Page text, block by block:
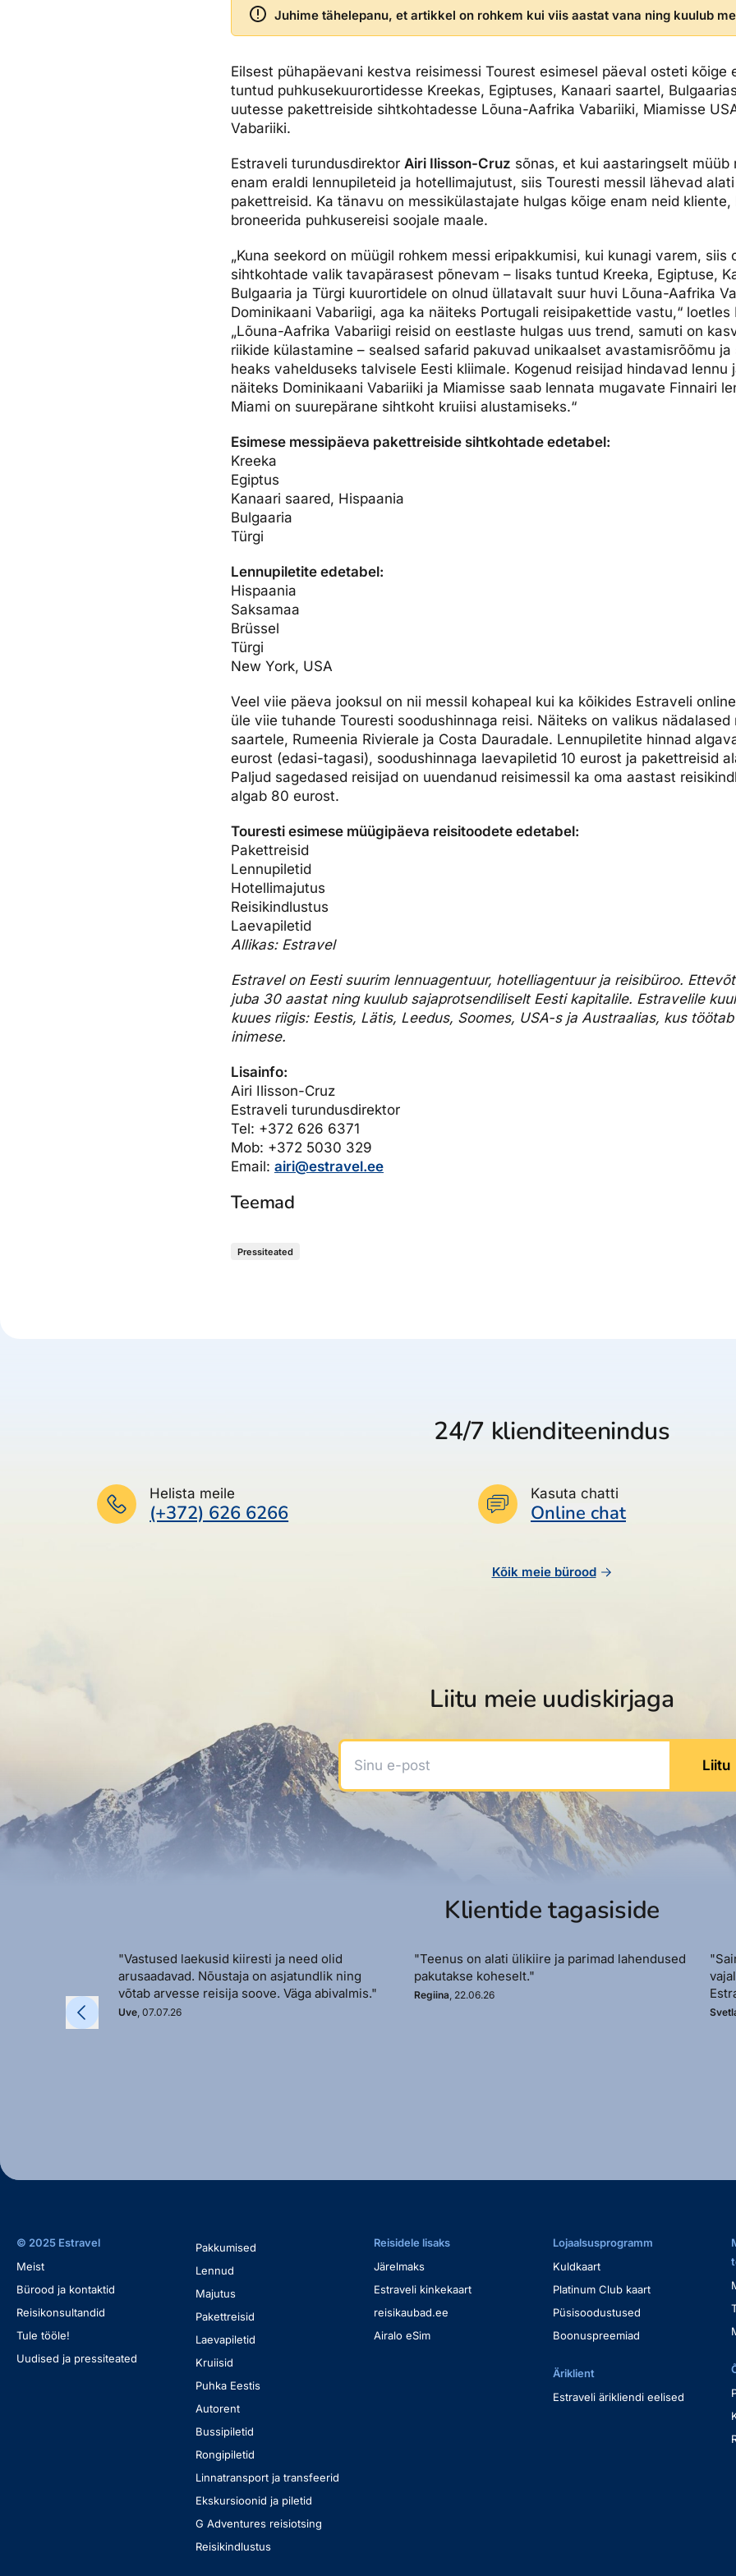
Ettevõttest, kontaktid, reisikonsultandi teenus, tule tööle, uudised...Juhime tähelepanu, et artikkel on rohkem kui viis aastat vana ning kuulub
Eilsest pühapäevani kestva reisimessi Tourest esimesel päeval osteti kõige
tuntud puhkusekuurortidesse Kreekas, Egiptuses, Kanaari saartel,
uutesse pakettreiside sihtkohtadesse Lõuna-Aafrika Vabariiki, Miamisse
Vabariiki.
Estraveli turundusdirektor Airi Ilisson-Cruz sõnas, et kui aastaringselt müüb
enam eraldi lennupileteid ja hotellimajutust, siis Touresti messil lähevad
pakettreisid. Ka tänavu on messikülastajate hulgas kõige enam neid kliente,
broneerida puhkusereisi soojale maale.
„Kuna seekord on müügil rohkem messi eripakkumisi, kui kunagi varem, siis
sihtkohtade valik tavapärasest põnevam – lisaks tuntud Kreeka, Egiptuse,
Bulgaaria ja Türgi kuurortidele on olnud üllatavalt suur huvi Lõuna-Aafrika
Dominikaani Vabariigi, aga ka näiteks Portugali reisipakettide vastu,“ loetles
„Lõuna-Aafrika Vabariigi reisid on eestlaste hulgas uus trend, samuti on
riikide külastamine – sealsed safarid pakuvad unikaalset avastamisrõõmu
heaks vahelduseks talvisele Eesti kliimale. Kogenud reisijad hindavad lennu
näiteks Dominikaani Vabariiki ja Miamisse saab lennata mugavate Finnairi
Miami on suurepärane sihtkoht kruiisi alustamiseks.“
Esimese messipäeva pakettreiside sihtkohtade edetabel:
Kreeka
Egiptus
Kanaari saared, Hispaania
Bulgaaria
Türgi
Lennupiletite edetabel:
Hispaania
Saksamaa
Brüssel
Türgi
New York, USA
Veel viie päeva jooksul on nii messil kohapeal kui ka kõikides Estraveli
üle viie tuhande Touresti soodushinnaga reisi. Näiteks on valikus nädalased
saartele, Rumeenia Rivierale ja Costa Dauradale. Lennupiletite hinnad
eurost (edasi-tagasi), soodushinnaga laevapiletid 10 eurost ja pakettreisid
Paljud sagedased reisijad on uuendanud reisimessil ka oma aastast
algab 80 eurost.
Touresti esimese müügipäeva reisitoodete edetabel:
Pakettreisid
Lennupiletid
Hotellimajutus
Reisikindlustus
Laevapiletid
Allikas: Estravel
Estravel on Eesti suurim lennuagentuur, hotelliagentuur ja reisibüroo.
juba 30 aastat ning kuulub sajaprotsendiliselt Eesti kapitalile. Estravelile
kuues riigis: Eestis, Lätis, Leedus, Soomes, USA-s ja Austraalias, kus
inimese.
Lisainfo:
Airi Ilisson-Cruz
Estraveli turundusdirektor
Tel: +372 626 6371
Mob: +372 5030 329
Email: airi@estravel.ee
Teemad
Pressiteated
24/7 klienditeenindus
Helista meile
(+372) 626 6266
Kasuta chatti
Online chat
Kõik meie bürood
Liitu meie uudiskirjaga
Sinu e-post
Liitu
Klientide tagasiside
"Vastused laekusid kiiresti ja need olid
arusaadavad. Nõustaja on asjatundlik ning
võtab arvesse reisija soove. Väga abivalmis."
Uve, 07.07.26
"Teenus on alati ülikiire ja parimad lahendused
pakutakse koheselt."
Regiina, 22.06.26
© 2025 Estravel
Meist
Bürood ja kontaktid
Reisikonsultandid
Tule tööle!
Uudised ja pressiteated
Pakkumised
Lennud
Majutus
Pakettreisid
Laevapiletid
Kruiisid
Puhka Eestis
Autorent
Bussipiletid
Rongipiletid
Linnatransport ja transfeerid
Ekskursioonid ja piletid
G Adventures reisiotsing
Reisikindlustus
Reisidele lisaks
Järelmaks
Estraveli kinkekaart
reisikaubad.ee
Airalo eSim
Lojaalsusprogramm
Kuldkaart
Platinum Club kaart
Püsisoodustused
Boonuspreemiad
Äriklient
Estraveli ärikliendi eelised